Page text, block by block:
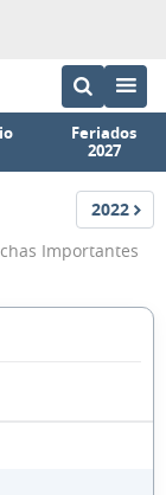
Feriados
2027
Feriados
2022
Importantes